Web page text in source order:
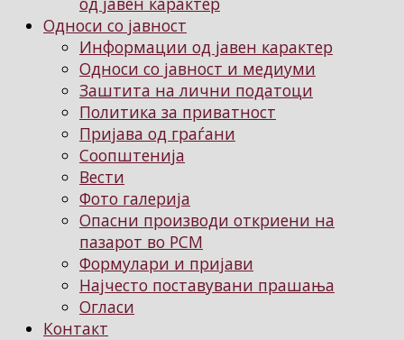
Односи со јавност
Информации од јавен карактер
Односи со јавност и медиуми
Заштита на лични податоци
Политика за приватност
Пријава од граѓани
Соопштенија
Вести
Фото галерија
Опасни производи откриени на
пазарот во РСМ
Формулари и пријави
Најчесто поставувани прашања
Огласи
Контакт